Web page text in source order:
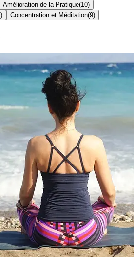
Amélioration de la Pratique(10)
) Concentration et Méditation(9)